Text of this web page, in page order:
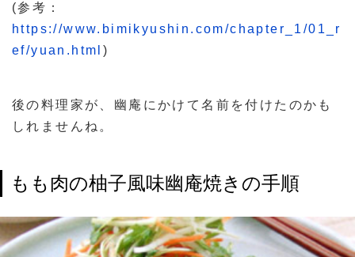
(参考：
https://www.bimikyushin.com/chapter_1/01_r
ef/yuan.html )
後の料理家が、幽庵にかけて名前を付けたのかも
しれませんね。
もも肉の柚子風味幽庵焼きの手順